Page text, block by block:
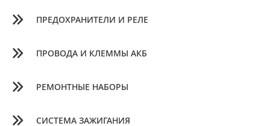
ПРЕДОХРАНИТЕЛИ И РЕЛЕ
ПРОВОДА И КЛЕММЫ АКБ
РЕМОНТНЫЕ НАБОРЫ
СИСТЕМА ЗАЖИГАНИЯ